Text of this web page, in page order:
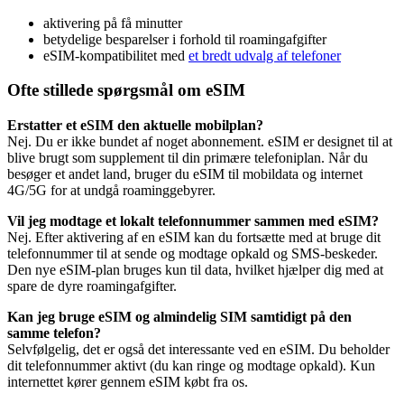
aktivering på få minutter
betydelige besparelser i forhold til roamingafgifter
eSIM-kompatibilitet med et bredt udvalg af telefoner
Ofte stillede spørgsmål om eSIM
Erstatter et eSIM den aktuelle mobilplan?
Nej. Du er ikke bundet af noget abonnement. eSIM er designet til at
blive brugt som supplement til din primære telefoniplan. Når du
besøger et andet land, bruger du eSIM til mobildata og internet
4G/5G for at undgå roaminggebyrer.
Vil jeg modtage et lokalt telefonnummer sammen med eSIM?
Nej. Efter aktivering af en eSIM kan du fortsætte med at bruge dit
telefonnummer til at sende og modtage opkald og SMS-beskeder.
Den nye eSIM-plan bruges kun til data, hvilket hjælper dig med at
spare de dyre roamingafgifter.
Kan jeg bruge eSIM og almindelig SIM samtidigt på den
samme telefon?
Selvfølgelig, det er også det interessante ved en eSIM. Du beholder
dit telefonnummer aktivt (du kan ringe og modtage opkald). Kun
internettet kører gennem eSIM købt fra os.